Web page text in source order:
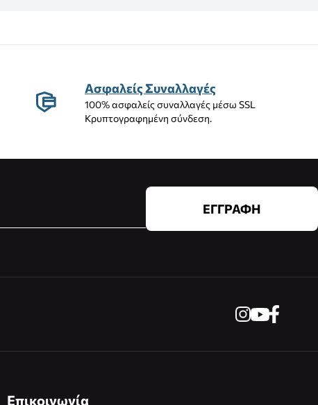
Ασφαλείς Συναλλαγές
100% ασφαλείς συναλλαγές μέσω SSL
Κρυπτογραφημένη σύνδεση.
ΕΓΓΡΑΦΗ
Επικοινωνία